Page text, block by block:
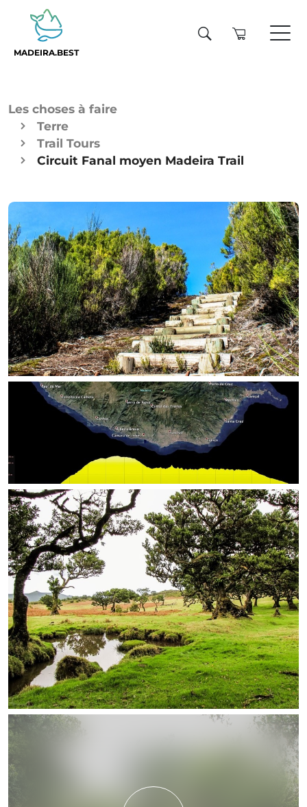
MADEIRA.BEST
Les choses à faire
Terre
Trail Tours
Circuit Fanal moyen Madeira Trail